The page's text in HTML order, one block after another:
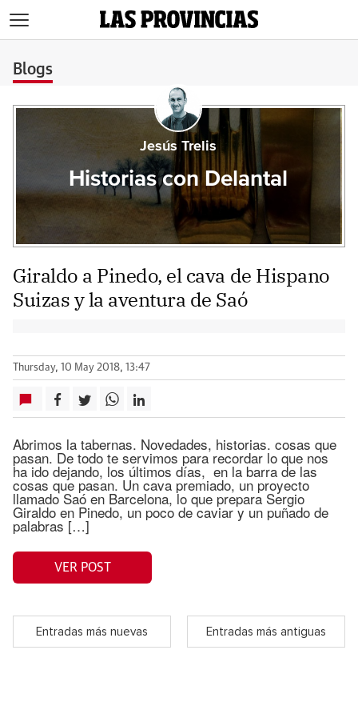
Blogs
Jesús Trelis
Historias con Delantal
Giraldo a Pinedo, el cava de Hispano
Suizas y la aventura de Saó
Thursday, 10 May 2018, 13:47
Abrimos la tabernas. Novedades, historias. cosas que
pasan. De todo te servimos para recordar lo que nos
ha ido dejando, los últimos días, en la barra de las
cosas que pasan. Un cava premiado, un proyecto
llamado Saó en Barcelona, lo que prepara Sergio
Giraldo en Pinedo, un poco de caviar y un puñado de
palabras […]
VER POST
Entradas más nuevas Entradas más antiguas